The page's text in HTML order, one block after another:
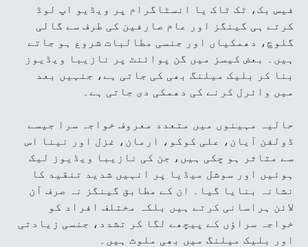
فیس بک، ٹک ٹاک یا انسٹاگرام پر ویڈیو اپ لوڈ
کرتے ہی گینگز اور عام صارفین کی طرف سے گالی
گلوچ، دھمکیاں اور جنسی مطالبات شروع ہو جاتے
ہیں۔ بعض کیسز میں گن پوائنٹ پر نازیبا ویڈیوز
بنا کر بلیک میلنگ بھی کی جاتی ہے، جنہیں بعد
میں وائرل کرنے کی دھمکی دی جاتی ہے۔
حالیہ مہینوں میں متعدد معروف خواجہ سرا جیسے
ڈولفن آیان، علی کوکو، ارمان، غزل اور نینا اس
سے متاثر ہو چکی ہیں، جن کی نازیبا ویڈیوز لیک
ہوئیں اور سوشل میڈیا پر انہیں شدید تنقید کا
نشانہ بنایا گیا۔ ان کے مطابق گینگز نہ صرف آن
لائن ہراسانی کرتے ہیں بلکہ مختلف افراد کو
خواجہ سراؤں کے پیچھے لگا کر تشدد، جنسی زیادتی
اور بلیک میلنگ میں بھی ملوث ہیں۔